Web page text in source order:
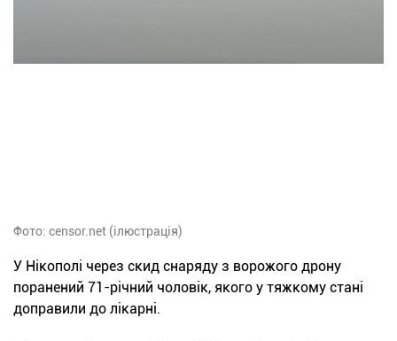
Фото: censor.net (ілюстрація)
У Нікополі через скид снаряду з ворожого дрону
поранений 71-річний чоловік, якого у тяжкому стані
доправили до лікарні.